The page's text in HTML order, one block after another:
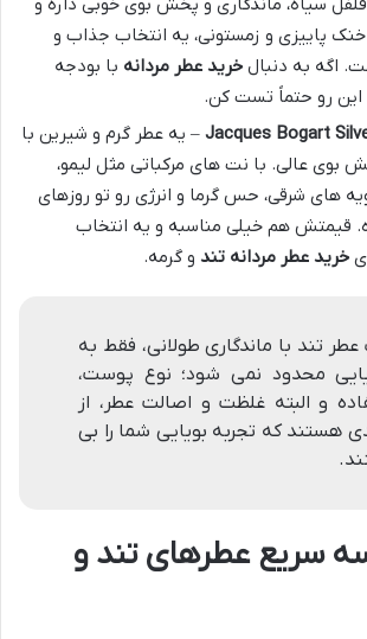
فلفل سیاه، ماندگاری و پخش بوی خوبی داره و
پاییزی و زمستونی، یه انتخاب جذاب و
اگه به دنبال خرید عطر مردانه با بودجه
رو حتماً تست کن.
– یه عطر گرم و شیرین با
بوی عالی. با نت های مرکباتی مثل لیمو،
های شرقی، حس گرما و انرژی رو تو روزهای
قیمتش هم خیلی مناسبه و یه انتخاب
خرید عطر مردانه تند و گرمه.
تند با ماندگاری طولانی، فقط به
محدود نمی شود؛ نوع پوست،
و البته غلظت و اصالت عطر، از
هستند که تجربه بویایی شما را بی
سریع عطرهای تند و